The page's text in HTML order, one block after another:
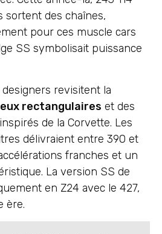
sortent des chaînes,
pour ces muscle cars
SS symbolisait puissance
designers revisitent la
rectangulaires et des
de la Corvette. Les
délivraient entre 390 et
franches et un
La version SS de
en Z24 avec le 427,
ère.